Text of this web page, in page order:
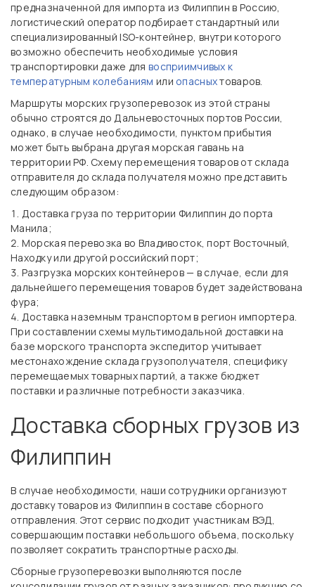
предназначенной для импорта из Филиппин в Россию,
логистический оператор подбирает стандартный или
специализированный ISO-контейнер, внутри которого
возможно обеспечить необходимые условия
транспортировки даже для восприимчивых к
температурным колебаниям или опасныхтоваров.
Маршруты морских грузоперевозок из этой страны
обычно строятся до Дальневосточных портов России,
однако, в случае необходимости, пунктом прибытия
может быть выбрана другая морская гавань на
территории РФ. Схему перемещения товаров от склада
отправителя до склада получателя можно представить
следующим образом:
Доставка груза по территории Филиппин до порта
Манила;
Морская перевозка во Владивосток, порт Восточный,
Находку или другой российский порт;
Разгрузка морских контейнеров — в случае, если для
дальнейшего перемещения товаров будет задействована
фура;
Доставка наземным транспортом в регион импортера.
При составлении схемы мультимодальной доставки на
базе морского транспорта экспедитор учитывает
местонахождение склада грузополучателя, специфику
перемещаемых товарных партий, а также бюджет
поставки и различные потребности заказчика.
Доставка сборных грузов из
Филиппин
В случае необходимости, наши сотрудники организуют
доставку товаров из Филиппин в составе сборного
отправления. Этот сервис подходит участникам ВЭД,
совершающим поставки небольшого объема, поскольку
позволяет сократить транспортные расходы.
Сборные грузоперевозки выполняются после